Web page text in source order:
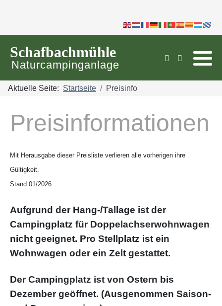
Schafbachmühle
Naturcampinganlage
Aktuelle Seite: Startseite Preisinfo
Preisinformationen
Mit Herausgabe dieser Preisliste verlieren alle vorherigen ihre
Gültigkeit.
Stand 01/2026
Aufgrund der Hang-/Tallage ist der
Campingplatz für Doppelachserwohnwagen
nicht geeignet. Pro Stellplatz ist ein
Wohnwagen oder ein Zelt gestattet.
Der Campingplatz ist von Ostern bis
Dezember geöffnet. (Ausgenommen Saison-